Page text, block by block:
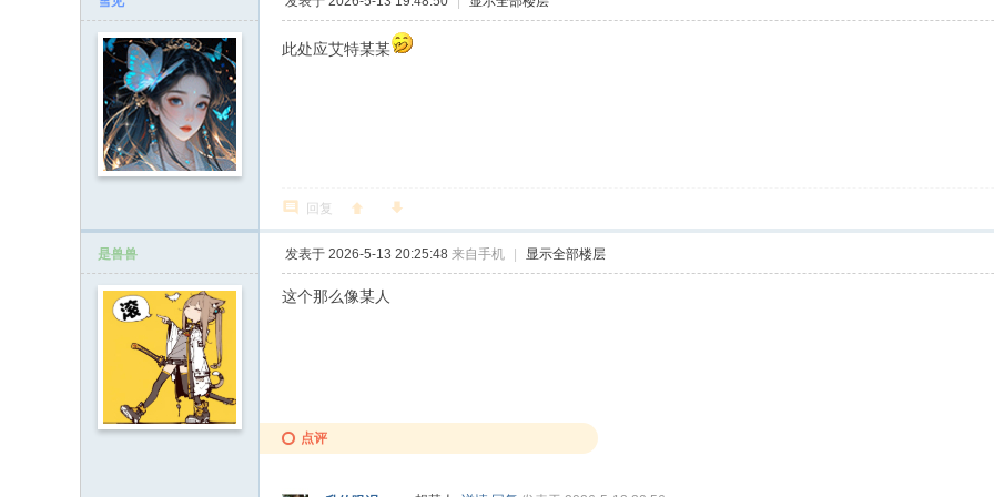
此处应艾特某某
回复
是兽兽 发表于 2026-5-13 20:25:48 来自手机 显示全部楼层
这个那么像某人
点评